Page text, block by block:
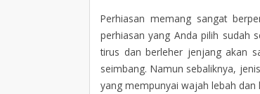
Perhiasan memang sangat
perhiasan yang Anda pilih sudah
tirus dan berleher jenjang akan
seimbang. Namun sebaliknya,
yang mempunyai wajah lebah dan